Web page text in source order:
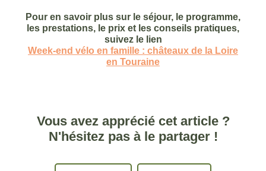
Pour en savoir plus sur le séjour, le programme,
les prestations, le prix et les conseils pratiques,
suivez le lien
Week-end vélo en famille : châteaux de la Loire
en Touraine
Vous avez apprécié cet article ?
N'hésitez pas à le partager !